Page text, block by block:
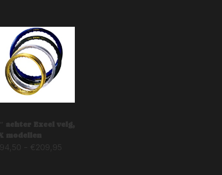
achter Excel velg,
modellen
194,50 € 209,95